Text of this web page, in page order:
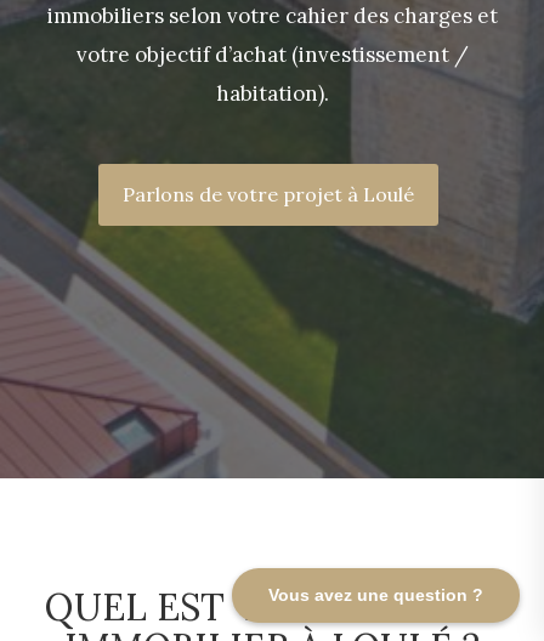
Vous avez une question ?
immobiliers selon votre cahier des charges et
votre objectif d’achat (investissement /
habitation).
Parlons de votre projet à Loulé
QUEL EST VOTRE PROJET